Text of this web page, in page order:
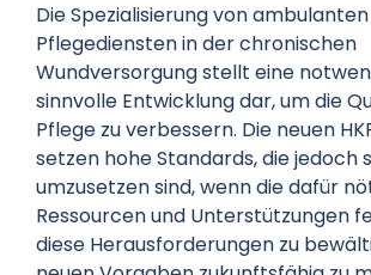
Die Spezialisierung von ambulanten
Pflegediensten in der chronischen
Wundversorgung stellt eine
sinnvolle Entwicklung dar, um die
Pflege zu verbessern. Die neuen
setzen hohe Standards, die jedoch
umzusetzen sind, wenn die dafür
Ressourcen und Unterstützungen
diese Herausforderungen zu